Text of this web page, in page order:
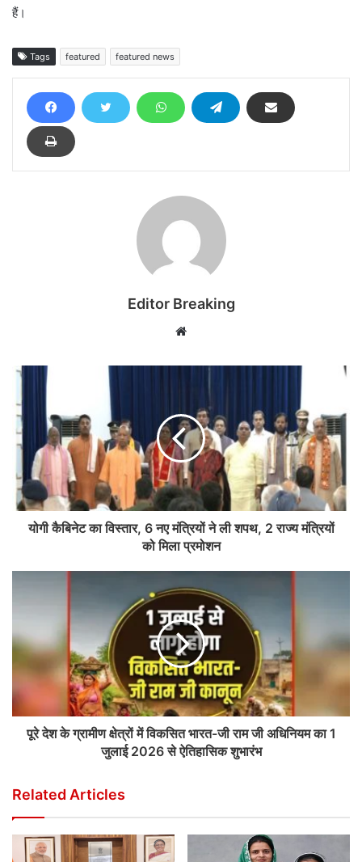
हैं।
Tags featured featured news
Editor Breaking
Website
योगी कैबिनेट का विस्तार, 6 नए मंत्रियों ने ली शपथ, 2 राज्य मंत्रियों
को मिला प्रमोशन
पूरे देश के ग्रामीण क्षेत्रों में विकसित भारत-जी राम जी अधिनियम का 1
जुलाई 2026 से ऐतिहासिक शुभारंभ
Related Articles